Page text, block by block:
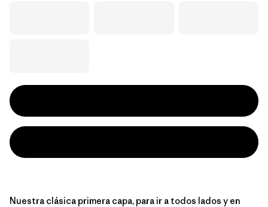
Nuestra clásica primera capa, para ir a todos lados y en